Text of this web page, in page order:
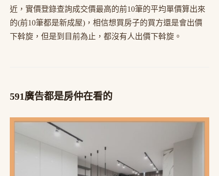
近，實價登錄查詢成交價最高的前10筆的平均單價算出來
的(前10筆都是新成屋)，相信想買房子的買方還是會出價
下斡旋，但是到目前為止，都沒有人出價下斡旋。
591廣告都是房仲在看的